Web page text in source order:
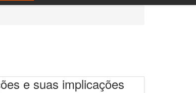
e suas implicações